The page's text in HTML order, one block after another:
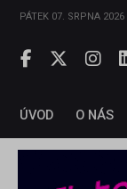
PÁTEK 07. SRPNA
ÚVOD O NÁS